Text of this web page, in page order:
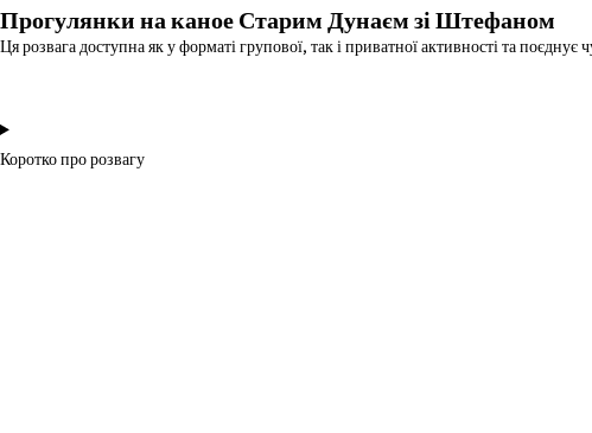
Прогулянки на каное Старим Дунаєм зі Штефаном
Ця розвага доступна як у форматі групової, так і приватної активності та
Коротко про розвагу